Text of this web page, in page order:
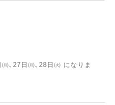
､27日㈪､28日㈫ になりま